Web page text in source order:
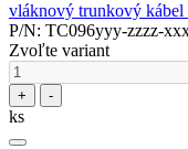
vláknový trunkový
P/N: TC096yyy-zzzz-
Zvoľte variant
+ -
ks